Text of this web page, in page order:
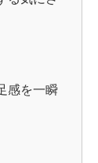
感を一瞬